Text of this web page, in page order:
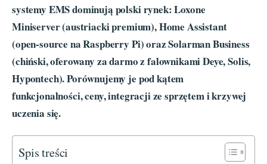
systemy EMS dominują polski rynek: Loxone
Miniserver (austriacki premium), Home Assistant
(open-source na Raspberry Pi) oraz Solarman Business
(chiński, oferowany za darmo z falownikami Deye, Solis,
Hypontech). Porównujemy je pod kątem
funkcjonalności, ceny, integracji ze sprzętem i krzywej
uczenia się.
Spis treści